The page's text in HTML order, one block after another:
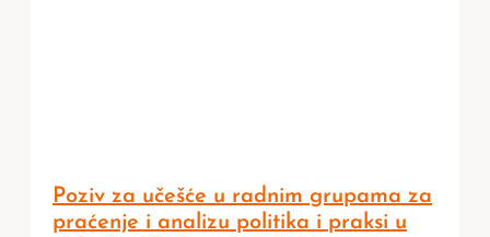
Poziv za učešće u radnim grupama za
praćenje i analizu politika i praksi u